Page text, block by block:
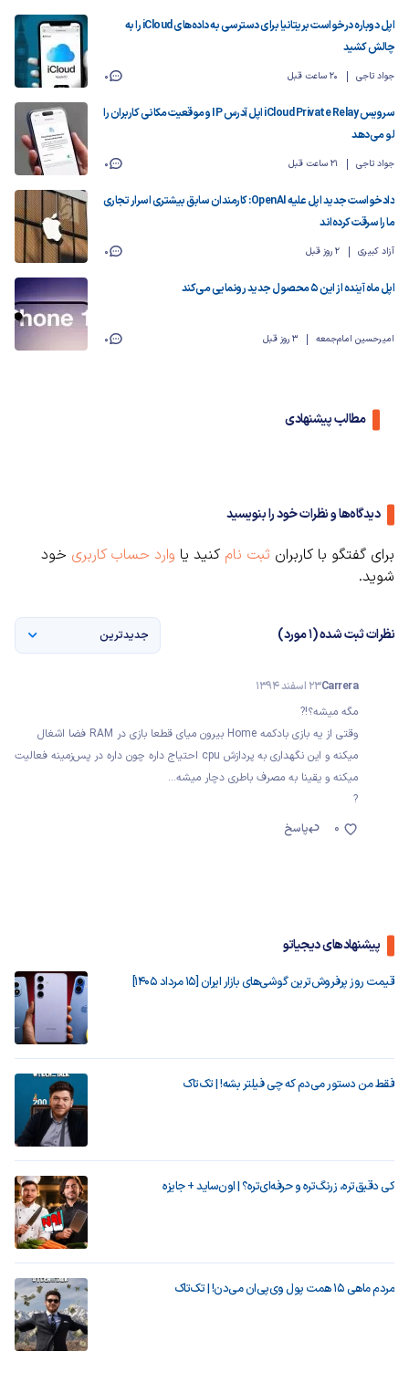
اپل دوباره درخواست بریتانیا برای دسترسی به داده‌های iCloud را به
چالش کشید
جواد تاجی 20 ساعت قبل 0
سرویس iCloud Private Relay اپل آدرس IP و موقعیت مکانی کاربران را
لو می‌دهد
جواد تاجی 21 ساعت قبل 0
دادخواست جدید اپل علیه OpenAI: کارمندان سابق بیشتری اسرار تجاری
ما را سرقت کرده‌اند
آزاد کبیری 2 روز قبل 0
اپل ماه آینده از این ۵ محصول جدید رونمایی می‌کند
امیرحسین امام‌جمعه 3 روز قبل 0
مطالب پیشنهادی
دیدگاه‌ها و نظرات خود را بنویسید
برای گفتگو با کاربران ثبت نام کنید یا وارد حساب کاربری خود
شوید.
نظرات ثبت شده (1 مورد) جدیدترین
Carrera23 اسفند 1394
مگه میشه؟!?
وقتی از یه بازی بادکمه Home بیرون میای قطعا بازی در RAM فضا اشغال
میکنه و این نگهداری به پردازش cpu احتیاج داره چون داره در پس‌زمینه فعالیت
میکنه و یقینا به مصرف باطری دچار میشه...
?
پاسخ
0
پیشنهادهای دیجیاتو
قیمت روز پرفروش‌ترین گوشی‌های بازار ایران [15 مرداد 1405]
فقط من دستور می‌دم که چی فیلتر بشه! | تک‌تاک
کی دقیق‌تره، زرنگ‌تره و حرفه‌ای‌تره؟ | اون‌ساید + جایزه
مردم ماهی ۱۵ همت پول وی‌پی‌ان می‌دن! | تک‌تاک